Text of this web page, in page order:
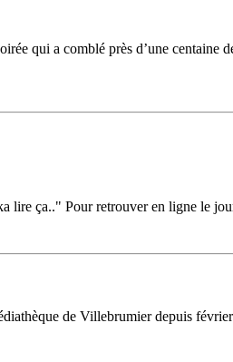
qui a comblé près d’une centaine
lire ça.." Pour retrouver en ligne le
de Villebrumier depuis